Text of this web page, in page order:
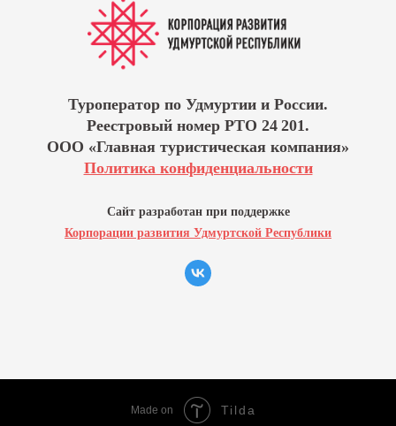
Туроператор по Удмуртии и России.
Реестровый номер РТО 24 201.
ООО «Главная туристическая компания»
Политика конфиденциальности
Сайт разработан при поддержке
Корпорации развития Удмуртской Республики
Made on Tilda